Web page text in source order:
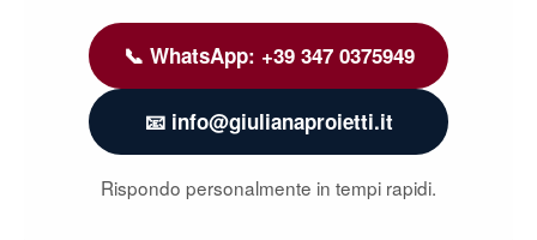
📞 WhatsApp: +39 347 0375949
📧 info@giulianaproietti.it
Rispondo personalmente in tempi rapidi.